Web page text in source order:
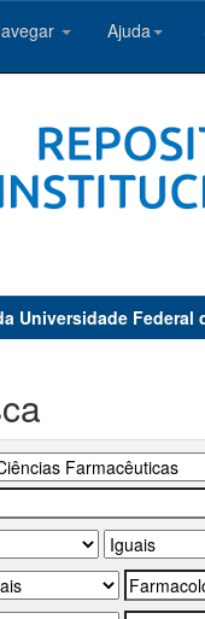
Ajuda
Universidade Federal